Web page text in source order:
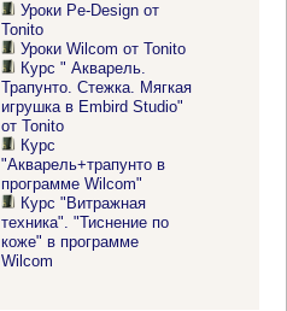
Уроки Pe-Design от
Tonito
Уроки Wilcom от Tonito
Курс " Акварель.
Трапунто. Стежка. Мягкая
игрушка в Embird Studio"
от Tonito
Курс
"Акварель+трапунто в
программе Wilcom"
Курс "Витражная
техника". "Тиснение по
коже" в программе
Wilcom